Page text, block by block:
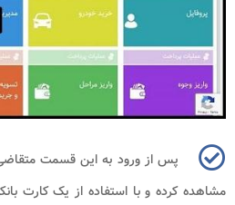
پس از ورود به این قسمت
مشاهده کرده و با استفاده از یک کارت